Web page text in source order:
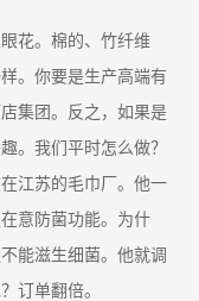
花。棉的、竹纤维
。你要是生产高端有
集团。反之，如果是
。我们平时怎么做？
江苏的毛巾厂。他一
意防菌功能。为什
能滋生细菌。他就调
订单翻倍。